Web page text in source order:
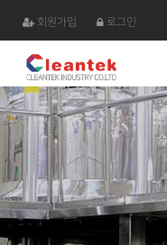
회원가입 로그인